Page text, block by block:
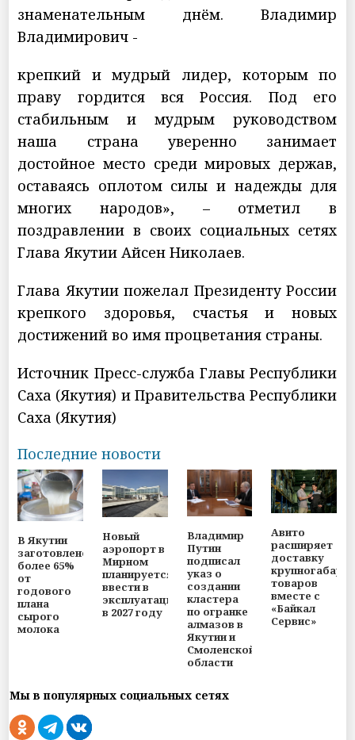
знаменательным днём. Владимир
Владимирович -
крепкий и мудрый лидер, которым по
праву гордится вся Россия. Под его
стабильным и мудрым руководством
наша страна уверенно занимает
достойное место среди мировых держав,
оставаясь оплотом силы и надежды для
многих народов», – отметил в
поздравлении в своих социальных сетях
Глава Якутии Айсен Николаев.
Глава Якутии пожелал Президенту России
крепкого здоровья, счастья и новых
достижений во имя процветания страны.
Источник Пресс-служба Главы Республики
Саха (Якутия) и Правительства Республики
Саха (Якутия)
Последние новости
В Якутии
заготовлено
более 65%
от
годового
плана
сырого
молока
Новый
аэропорт в
Мирном
планируется
ввести в
эксплуатацию
в 2027 году
Владимир
Путин
подписал
указ о
создании
кластера
по огранке
алмазов в
Якутии и
Смоленской
области
Авито
расширяет
доставку
товаров
вместе с
«Байкал
Сервис»
Мы в популярных социальных сетях